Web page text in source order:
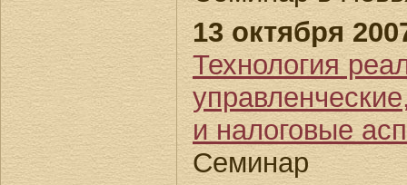
13 октября
Технология
и налоговые
Семинар